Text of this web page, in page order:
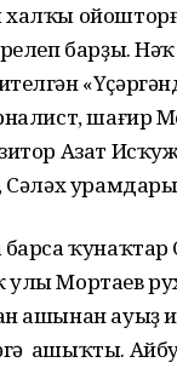
барҙы.
шағир
Азат
Сәләх
ҡунаҡтар
улы Мортаев
ашынан ауыҙ
ашыҡты.